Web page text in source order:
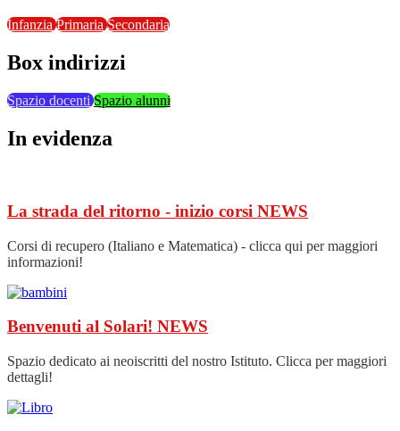
InfanziaPrimariaSecondaria
Box indirizzi
Spazio docentiSpazio alunni
In evidenza
La strada del ritorno - inizio corsi NEWS
Corsi di recupero (Italiano e Matematica) - clicca qui per maggiori
informazioni!
Benvenuti al Solari! NEWS
Spazio dedicato ai neoiscritti del nostro Istituto. Clicca per maggiori
dettagli!